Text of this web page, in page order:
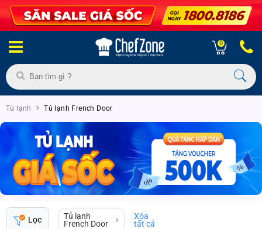
0
Tủ lạnh Tủ lạnh French Door
Lọc
Tủ lạnh
French Door
Xóa
tất cả